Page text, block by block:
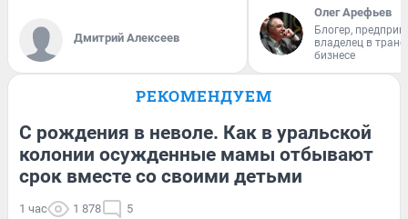
Дмитрий Алексеев
Олег Арефьев
Блогер,
владелец в
бизнесе
РЕКОМЕНДУЕМ
С рождения в неволе. Как в уральской
колонии осужденные мамы отбывают
срок вместе со своими детьми
1 час 1 878 5